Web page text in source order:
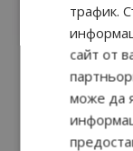
трафик.
сайт от
може да